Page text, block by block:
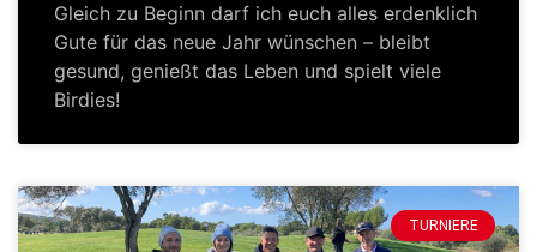
Gleich zu Beginn darf ich euch alles erdenklich
Gute für das neue Jahr wünschen – bleibt
gesund, genießt das Leben und spielt viele
Birdies!
TURNIERE